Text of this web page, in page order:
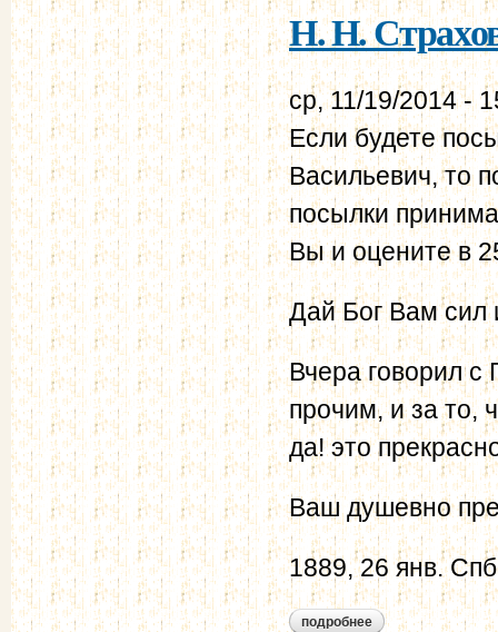
Н. Н.
ср, 11/19/2014 -
Если будете
Васильевич, то
посылки
Вы и оцените в
Дай Бог Вам сил
Вчера говорил с
прочим, и за то,
да! это
Ваш душевно
1889, 26 янв.
подробнее о н. н. страхов - в.